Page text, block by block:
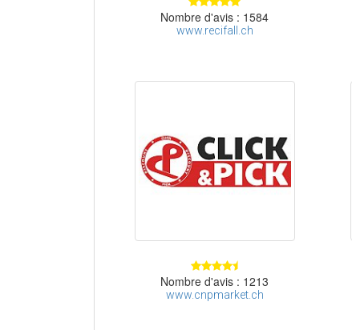
Nombre d'avis : 1584
www.recifall.ch
Nombre d'avis : 1213
www.cnpmarket.ch